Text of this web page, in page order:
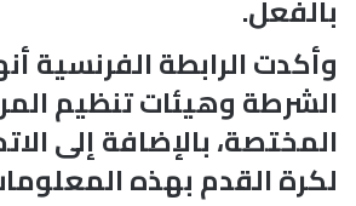
بالفعل.
وأكدت الرابطة الفرنسية
الشرطة وهيئات تنظيم
المختصة، بالإضافة إلى
لكرة القدم بهذه